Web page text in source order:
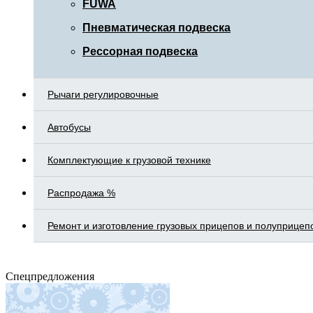
FUWA
Пневматическая подвеска
Рессорная подвеска
Рычаги регулировочные
Автобусы
Комплектующие к грузовой технике
Распродажа %
Ремонт и изготовление грузовых прицепов и
Спецпредложения